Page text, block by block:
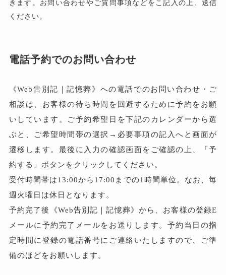
きます。お問い合わせやご質問事項などをこ記入の上、送信
ください。
電話予約でのお問い合わせ
《Web告別記｜記憶葬》への電話でのお問い合わせ・ご
相談は、お客様の待ち時間を回避するために予約をお願
いしています。ご予約希望日を下記のカレンダーから選
ぶと、ご希望時間帯の選択→必要事項の記入へと画面が
遷移します。最後に入力の確認画面をご確認の上、「予
約する」ボタンをクリックしてください。
受付時間帯は13:00から17:00までの1時間単位。なお、毎
週火曜日は休日となります。
予約完了後《Web告別記｜記憶葬》から、お客様の登録E
メールに予約完了メールをお送りします。予約当日の指
定時間に登録の電話番号にご連絡いたしますので、ご準
備のほどをお願いします。